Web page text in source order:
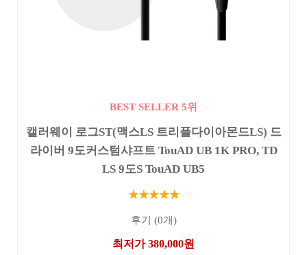
BEST SELLER 5위
캘러웨이 로그ST(맥스LS 트리플다이아몬드LS) 드
라이버 9도커스텀샤프트 TouAD UB 1K PRO, TD
LS 9도S TouAD UB5
★★★★★
후기 (0개)
최저가 380,000원